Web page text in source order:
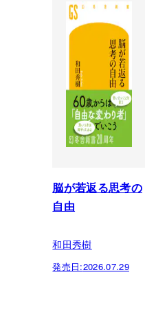
脳が若返る思考の
自由
和田秀樹
発売日:2026.07.29